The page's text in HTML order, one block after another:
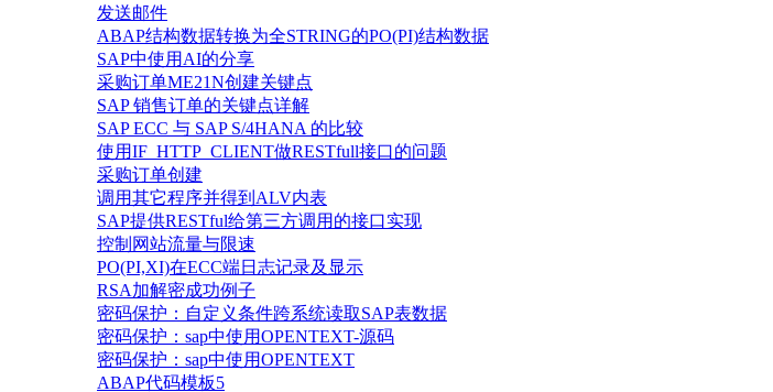
发送邮件
ABAP结构数据转换为全STRING的PO(PI)结构数据
SAP中使用AI的分享
采购订单ME21N创建关键点
SAP 销售订单的关键点详解
SAP ECC 与 SAP S/4HANA 的比较
使用IF_HTTP_CLIENT做RESTfull接口的问题
采购订单创建
调用其它程序并得到ALV内表
SAP提供RESTful给第三方调用的接口实现
控制网站流量与限速
PO(PI,XI)在ECC端日志记录及显示
RSA加解密成功例子
密码保护：自定义条件跨系统读取SAP表数据
密码保护：sap中使用OPENTEXT-源码
密码保护：sap中使用OPENTEXT
ABAP代码模板5